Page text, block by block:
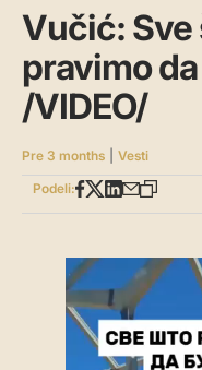
Vučić:
pravimo
/VIDEO/
Pre 3 months Vesti
Podeli: